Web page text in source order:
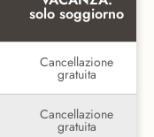
solo soggiorno
Cancellazione
gratuita
Cancellazione
gratuita